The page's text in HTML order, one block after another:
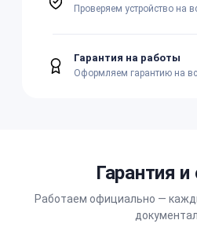
Проверяем устройство на
Гарантия на работы
Оформляем гарантию на
Гарантия и
Работаем официально —